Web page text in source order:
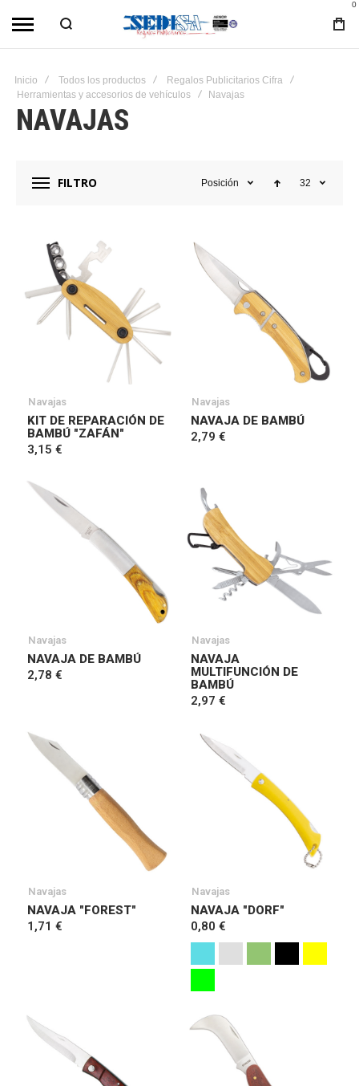
0
Inicio Todos los productos
Regalos Publicitarios Cifra
Herramientas y accesorios de vehículos
Navajas
NAVAJAS
FILTRO Posición 32
Navajas
KIT DE REPARACIÓN DE
BAMBÚ "ZAFÁN"
3,15 €
Navajas
NAVAJA DE BAMBÚ
2,79 €
Navajas
NAVAJA DE BAMBÚ
2,78 €
Navajas
NAVAJA
MULTIFUNCIÓN DE
BAMBÚ
2,97 €
Navajas
NAVAJA "FOREST"
1,71 €
Navajas
NAVAJA "DORF"
0,80 €